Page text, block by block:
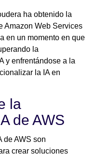
ha obtenido la
Amazon Web Services
en un momento en que
la
y enfrentándose a la
la IA en
la
de AWS
de AWS son
crear soluciones